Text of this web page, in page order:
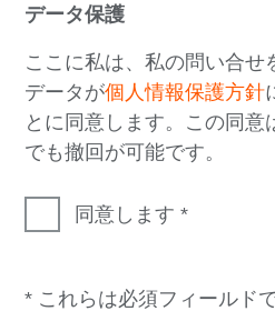
データ保護
ここに私は、私の問い合せ
データが個人情報保護方針
とに同意します。この同意
でも撤回が可能です。
同意します
* これらは必須フィールドで